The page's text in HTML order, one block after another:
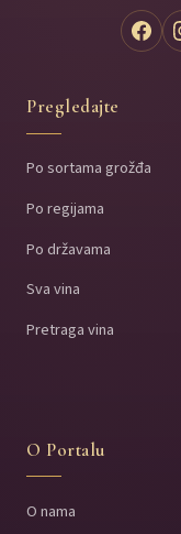
Pregledajte
Po sortama grožđa
Po regijama
Po državama
Sva vina
Pretraga vina
O Portalu
O nama